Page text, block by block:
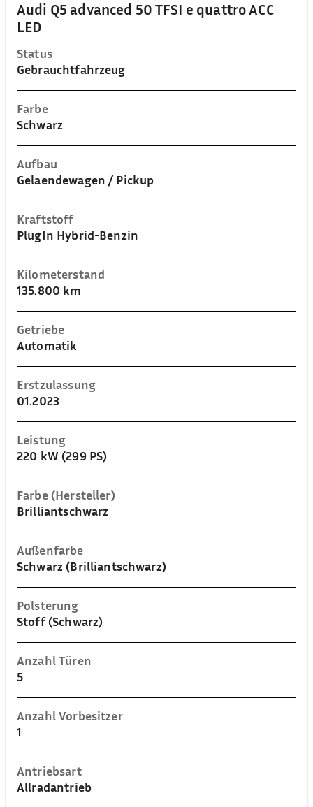
Audi Q5 advanced 50 TFSI e quattro ACC
LED
Status
Gebrauchtfahrzeug
Farbe
Schwarz
Aufbau
Gelaendewagen / Pickup
Kraftstoff
PlugIn Hybrid-Benzin
Kilometerstand
135.800 km
Getriebe
Automatik
Erstzulassung
01.2023
Leistung
220 kW (299 PS)
Farbe (Hersteller)
Brilliantschwarz
Außenfarbe
Schwarz (Brilliantschwarz)
Polsterung
Stoff (Schwarz)
Anzahl Türen
5
Anzahl Vorbesitzer
1
Antriebsart
Allradantrieb